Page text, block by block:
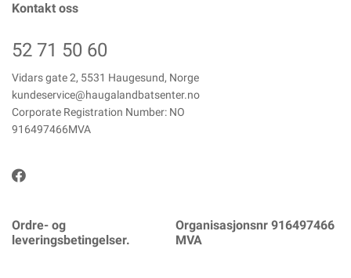
Kontakt oss
52 71 50 60
Vidars gate 2, 5531 Haugesund, Norge
kundeservice@haugalandbatsenter.no
Corporate Registration Number: NO
916497466MVA
Ordre- og
leveringsbetingelser.
Organisasjonsnr 916497466
MVA